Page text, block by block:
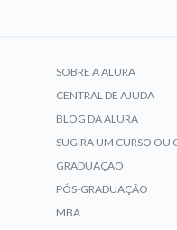
SOBRE A ALURA
CENTRAL DE AJUDA
BLOG DA ALURA
SUGIRA UM CURSO OU
GRADUAÇÃO
PÓS-GRADUAÇÃO
MBA